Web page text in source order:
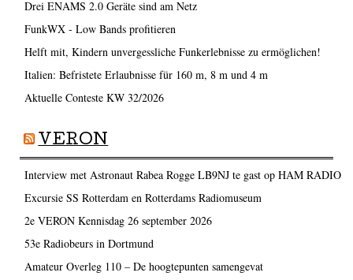
Drei ENAMS 2.0 Geräte sind am Netz
FunkWX - Low Bands profitieren
Helft mit, Kindern unvergessliche Funkerlebnisse zu ermöglichen!
Italien: Befristete Erlaubnisse für 160 m, 8 m und 4 m
Aktuelle Conteste KW 32/2026
VERON
Interview met Astronaut Rabea Rogge LB9NJ te gast op HAM RADIO
Excursie SS Rotterdam en Rotterdams Radiomuseum
2e VERON Kennisdag 26 september 2026
53e Radiobeurs in Dortmund
Amateur Overleg 110 – De hoogtepunten samengevat